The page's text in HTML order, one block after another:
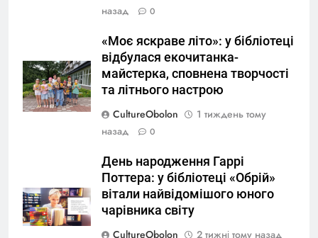
назад
0
«Моє яскраве літо»: у бібліотеці
відбулася екочитанка-
майстерка, сповнена творчості
та літнього настрою
CultureObolon
1 тиждень тому
назад
0
День народження Гаррі
Поттера: у бібліотеці «Обрій»
вітали найвідомішого юного
чарівника світу
CultureObolon
2 тижні тому назад